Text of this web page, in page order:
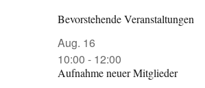
Bevorstehende Veranstaltungen
Aug. 16
10:00 - 12:00
Aufnahme neuer Mitglieder